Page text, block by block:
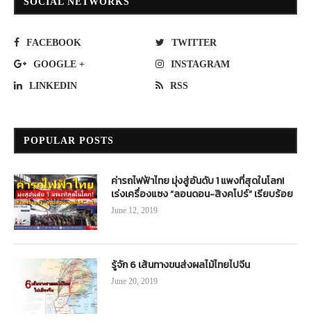
FACEBOOK TWITTER
GOOGLE + INSTAGRAM
LINKEDIN RSS
POPULAR POSTS
ค่ารถไฟฟ้าไทย มุ่งสู่อันดับ 1 แพงที่สุดในโลก!
เร่งเครื่องแซง “ลอนดอน-สิงคโปร์” เรียบร้อย
June 12, 2019
รู้จัก 6 เส้นทางขนส่งผลไม้ไทยไปจีน
June 20, 2019